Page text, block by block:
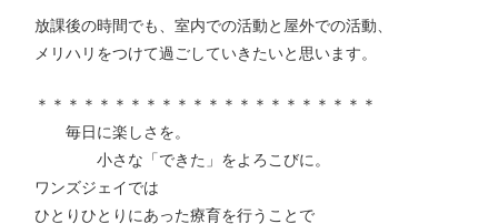
放課後の時間でも、室内での活動と屋外での活動、
メリハリをつけて過ごしていきたいと思います。
＊＊＊＊＊＊＊＊＊＊＊＊＊＊＊＊＊＊＊＊＊＊
毎日に楽しさを。
小さな「できた」をよろこびに。
ワンズジェイでは
ひとりひとりにあった療育を行うことで